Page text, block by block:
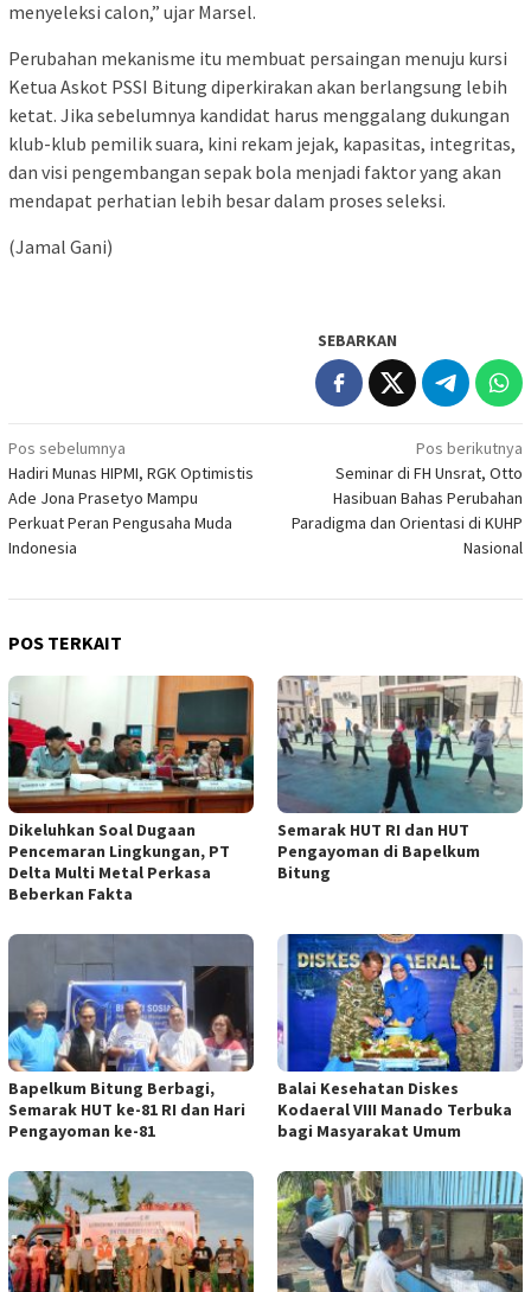
menyeleksi calon,” ujar Marsel.
Perubahan mekanisme itu membuat persaingan menuju kursi
Ketua Askot PSSI Bitung diperkirakan akan berlangsung lebih
ketat. Jika sebelumnya kandidat harus menggalang dukungan
klub-klub pemilik suara, kini rekam jejak, kapasitas, integritas,
dan visi pengembangan sepak bola menjadi faktor yang akan
mendapat perhatian lebih besar dalam proses seleksi.
(Jamal Gani)
SEBARKAN
Navigasi
pos
Pos sebelumnya
Hadiri Munas HIPMI, RGK Optimistis
Ade Jona Prasetyo Mampu
Perkuat Peran Pengusaha Muda
Indonesia
Pos berikutnya
Seminar di FH Unsrat, Otto
Hasibuan Bahas Perubahan
Paradigma dan Orientasi di KUHP
Nasional
POS TERKAIT
Dikeluhkan Soal Dugaan
Pencemaran Lingkungan, PT
Delta Multi Metal Perkasa
Beberkan Fakta
Semarak HUT RI dan HUT
Pengayoman di Bapelkum
Bitung
‎Bapelkum Bitung Berbagi,
Semarak HUT ke-81 RI dan Hari
Pengayoman ke-81
Balai Kesehatan Diskes
Kodaeral VIII Manado Terbuka
bagi Masyarakat Umum